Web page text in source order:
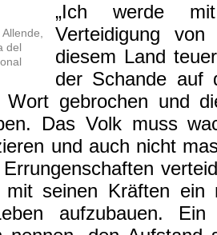
del
„Ich werde
Verteidigung
diesem Land
der Schande auf
gebrochen und
Das Volk muss
und auch nicht
mit seinen Kräften ein
aufzubauen.